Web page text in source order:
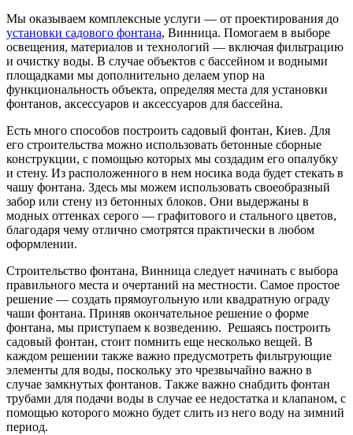
Мы оказываем комплексные услуги — от проектирования до
установки садового фонтана, Винница. Помогаем в выборе
освещения, материалов и технологий — включая фильтрацию
и очистку воды. В случае объектов с бассейном и водными
площадками мы дополнительно делаем упор на
функциональность объекта, определяя места для установки
фонтанов, аксессуаров и аксессуаров для бассейна.
Есть много способов построить садовый фонтан, Киев. Для
его строительства можно использовать бетонные сборные
конструкции, с помощью которых мы создадим его опалубку
и стену. Из расположенного в нем носика вода будет стекать в
чашу фонтана. Здесь мы можем использовать своеобразный
забор или стену из бетонных блоков. Они выдержаны в
модных оттенках серого — графитового и стального цветов,
благодаря чему отлично смотрятся практически в любом
оформлении.
Строительство фонтана, Винница следует начинать с выбора
правильного места и очертаний на местности. Самое простое
решение — создать прямоугольную или квадратную ограду
чаши фонтана. Приняв окончательное решение о форме
фонтана, мы приступаем к возведению. Решаясь построить
садовый фонтан, стоит помнить еще несколько вещей. В
каждом решении также важно предусмотреть фильтрующие
элементы для воды, поскольку это чрезвычайно важно в
случае замкнутых фонтанов. Также важно снабдить фонтан
трубами для подачи воды в случае ее недостатка и клапаном, с
помощью которого можно будет слить из него воду на зимний
период.